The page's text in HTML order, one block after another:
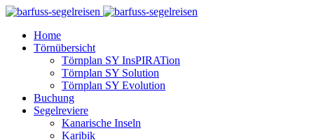
Home
Törnübersicht
Törnplan SY InsPIRATion
Törnplan SY Solution
Törnplan SY Evolution
Buchung
Segelreviere
Kanarische Inseln
Karibik